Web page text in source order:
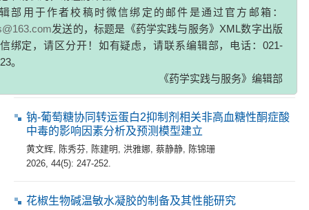
部用于作者校稿时微信绑定的邮件是通过官方邮箱：
发送的，标题是《药学实践与服务》XML数字出版
绑定，请区分开！如有疑虑，请联系编辑部，电话：021-
。
《药学实践与服务》编辑部
论著
车前草不同居群药材的快速鉴别研究
钠-葡萄糖协同转运蛋白2抑制剂相关非高血糖性酮症酸
中毒的影响因素分析及预测模型建立
黄文辉 陈秀芬 陈建明 洪雅娜 蔡静静
陈锦珊
2026, 44(5): 247-252.
花椒生物碱温敏水凝胶的制备及其性能研究